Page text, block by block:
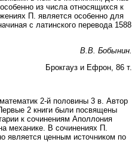
из числа относящихся к
П. является особенно для
с латинского перевода 1588
В.В. Бобынин.
Брокгауз и Ефрон, 86 т.
2-й половины 3 в. Автор
2 книги были посвящены
к сочинениям Аполлония
механике. В сочинениях П.
является ценным источником по